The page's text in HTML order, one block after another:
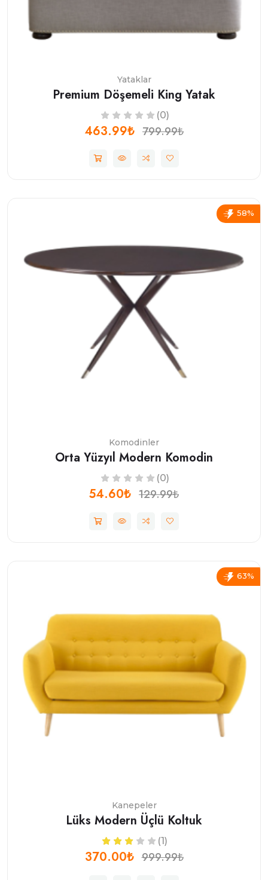
Yataklar
Premium Döşemeli King Yatak
(0)
463.99₺ 799.99₺
Komodinler
Orta Yüzyıl Modern Komodin
(0)
54.60₺ 129.99₺
58%
Kanepeler
Lüks Modern Üçlü Koltuk
(1)
370.00₺ 999.99₺
63%